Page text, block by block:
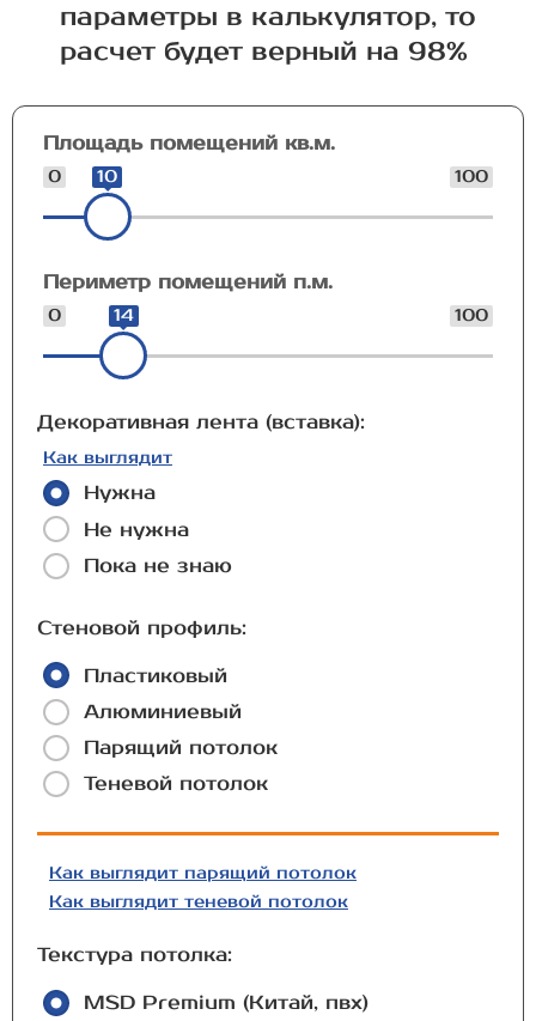
параметры в калькулятор, то
расчет будет верный на 98%
Площадь помещений кв.м.
0 100
10
Периметр помещений п.м.
0 100
14
Декоративная лента (вставка):
Как выглядит
Нужна
Не нужна
Пока не знаю
Стеновой профиль:
Пластиковый
Алюминиевый
Парящий потолок
Теневой потолок
Как выглядит парящий потолок
Как выглядит теневой потолок
Текстура потолка:
MSD Premium (Китай, пвх)